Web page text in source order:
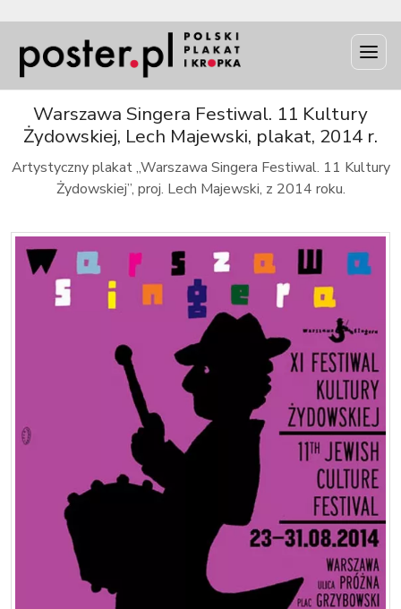
Warszawa Singera Festiwal. 11 Kultury
Żydowskiej, Lech Majewski, plakat, 2014 r.
Artystyczny plakat „Warszawa Singera Festiwal. 11 Kultury
Żydowskiej”, proj. Lech Majewski, z 2014 roku.